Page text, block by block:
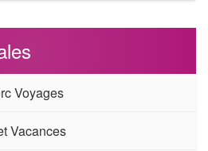
Voyages
Vacances